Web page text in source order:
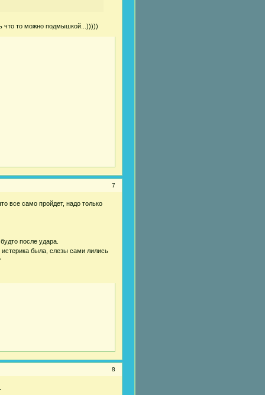
что то можно подмышкой...)))))
7
все само пройдет, надо только
после удара.
была, слезы сами лились
8